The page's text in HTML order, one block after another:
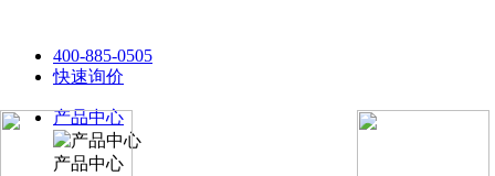
400-885-0505
快速询价
产品中心
产品中心